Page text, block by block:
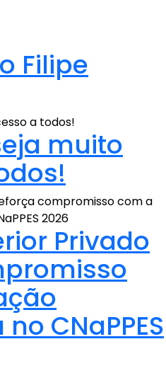
Filipe
muito
Privado
CNaPPES